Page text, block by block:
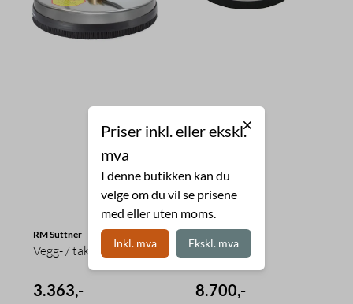
RM Suttner
Vegg- / takvasker 30cm
3.363,-
Veggvasker
8.700,-
Priser inkl. eller ekskl.
mva
I denne butikken kan du
velge om du vil se prisene
med eller uten moms.
Inkl. mva Ekskl. mva